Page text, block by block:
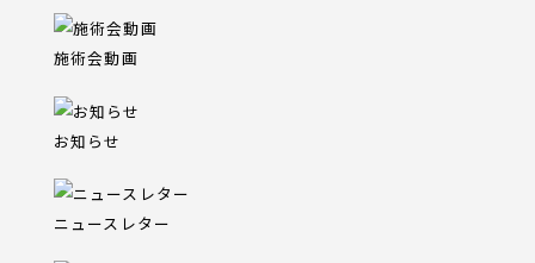
施術会動画
お知らせ
ニュースレター